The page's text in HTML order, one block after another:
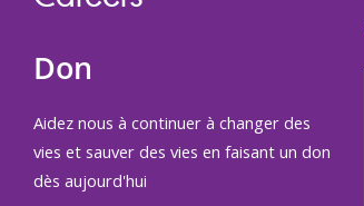
Don
Aidez nous à continuer à changer des
vies et sauver des vies en faisant un don
dès aujourd'hui